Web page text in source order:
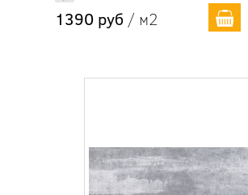
1390 руб / м2